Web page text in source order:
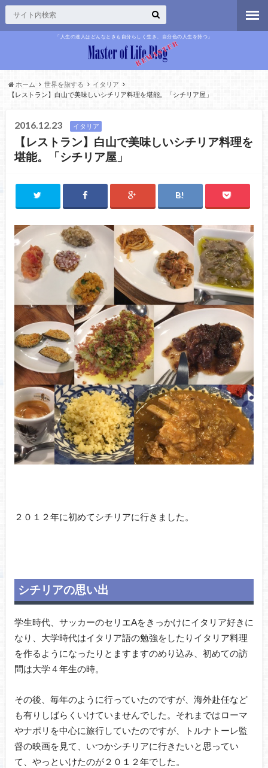
「人生の達人はどんなときも自分らしく生き、自分色の人生を持つ」
ホーム 世界を旅する
イタリア
【レストラン】白山で美味しいシチリア料理を堪能。「シチリア屋」
2016.12.23 イタリア
【レストラン】白山で美味しいシチリア料理を
堪能。「シチリア屋」
２０１２年に初めてシチリアに行きました。
シチリアの思い出
学生時代、サッカーのセリエAをきっかけにイタリア好きに
なり、大学時代はイタリア語の勉強をしたりイタリア料理
を作るようになったりとますますのめり込み、初めての訪
問は大学４年生の時。
その後、毎年のように行っていたのですが、海外赴任など
も有りしばらくいけていませんでした。それまではローマ
やナポリを中心に旅行していたのですが、トルナトーレ監
督の映画を見て、いつかシチリアに行きたいと思ってい
て、やっといけたのが２０１２年でした。